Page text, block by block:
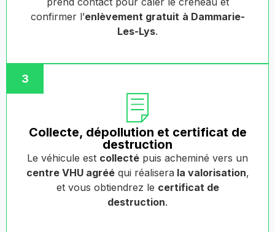
confirmer l’enlèvement gratuit à Dammarie-
Les-Lys.
3
Collecte, dépollution et certificat de
destruction
Le véhicule est collecté puis acheminé vers un
centre VHU agrééqui réalisera la valorisation,
et vous obtiendrez le certificat de
destruction.